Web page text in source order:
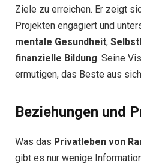
Ziele zu erreichen. Er zeigt
Projekten engagiert und
mentale Gesundheit,
finanzielle Bildung. Seine
ermutigen, das Beste aus
Beziehungen und
Was das Privatleben von
gibt es nur wenige